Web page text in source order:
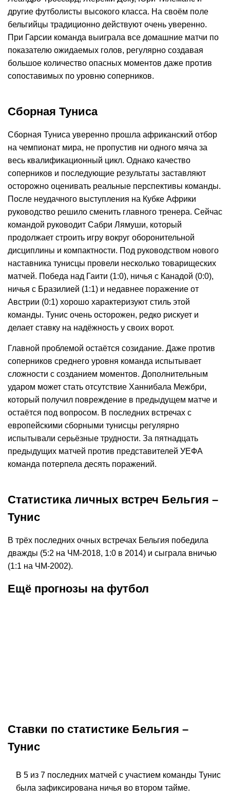
другие футболисты высокого класса. На своём поле
бельгийцы традиционно действуют очень уверенно.
При Гарсии команда выиграла все домашние матчи по
показателю ожидаемых голов, регулярно создавая
большое количество опасных моментов даже против
сопоставимых по уровню соперников.
Сборная Туниса
Сборная Туниса уверенно прошла африканский отбор
на чемпионат мира, не пропустив ни одного мяча за
весь квалификационный цикл. Однако качество
соперников и последующие результаты заставляют
осторожно оценивать реальные перспективы команды.
После неудачного выступления на Кубке Африки
руководство решило сменить главного тренера. Сейчас
командой руководит Сабри Лямуши, который
продолжает строить игру вокруг оборонительной
дисциплины и компактности. Под руководством нового
наставника тунисцы провели несколько товарищеских
матчей. Победа над Гаити (1:0), ничья с Канадой (0:0),
ничья с Бразилией (1:1) и недавнее поражение от
Австрии (0:1) хорошо характеризуют стиль этой
команды. Тунис очень осторожен, редко рискует и
делает ставку на надёжность у своих ворот.
Главной проблемой остаётся созидание. Даже против
соперников среднего уровня команда испытывает
сложности с созданием моментов. Дополнительным
ударом может стать отсутствие Ханнибала Межбри,
который получил повреждение в предыдущем матче и
остаётся под вопросом. В последних встречах с
европейскими сборными тунисцы регулярно
испытывали серьёзные трудности. За пятнадцать
предыдущих матчей против представителей УЕФА
команда потерпела десять поражений.
Статистика личных встреч Бельгия –
Тунис
В трёх последних очных встречах Бельгия победила
дважды (5:2 на ЧМ-2018, 1:0 в 2014) и сыграла вничью
(1:1 на ЧМ-2002).
Ещё прогнозы на футбол
Ставки по статистике Бельгия –
Тунис
В 5 из 7 последних матчей с участием команды Тунис
была зафиксирована ничья во втором тайме.